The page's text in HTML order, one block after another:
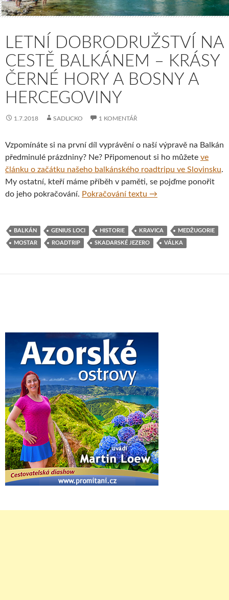
LETNÍ DOBRODRUŽSTVÍ NA
CESTĚ BALKÁNEM – KRÁSY
ČERNÉ HORY A BOSNY A
HERCEGOVINY
1.7.2018 SADLICKO 1 KOMENTÁŘ
Vzpomínáte si na první díl vyprávění o naší výpravě na Balkán
předminulé prázdniny? Ne? Připomenout si ho můžete ve
článku o začátku našeho balkánského roadtripu ve Slovinsku.
My ostatní, kteří máme příběh v paměti, se pojďme ponořit
do jeho pokračování. Pokračování textu Letní dobrodružství
→
BALKÁN GENIUS LOCI HISTORIE KRAVICA MEDŽUGORIE
MOSTAR ROADTRIP SKADARSKÉ JEZERO VÁLKA